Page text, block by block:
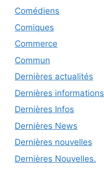
Comédiens
Comiques
Commerce
Commun
Dernières actualités
Dernières informations
Dernières Infos
Dernières News
Dernières nouvelles
Dernières Nouvelles.